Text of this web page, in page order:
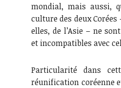
mondial, mais aussi,
culture des deux
elles, de l’Asie – ne
et incompatibles avec
Particularité dans
réunification coréenne